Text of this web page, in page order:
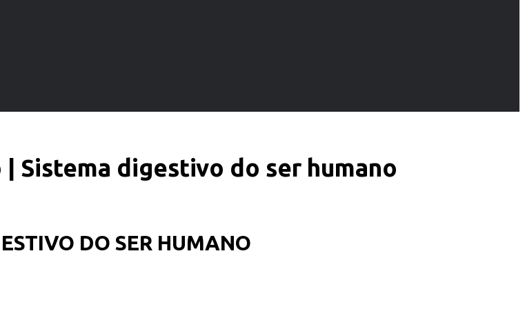
| Sistema digestivo do ser humano
DO SER HUMANO